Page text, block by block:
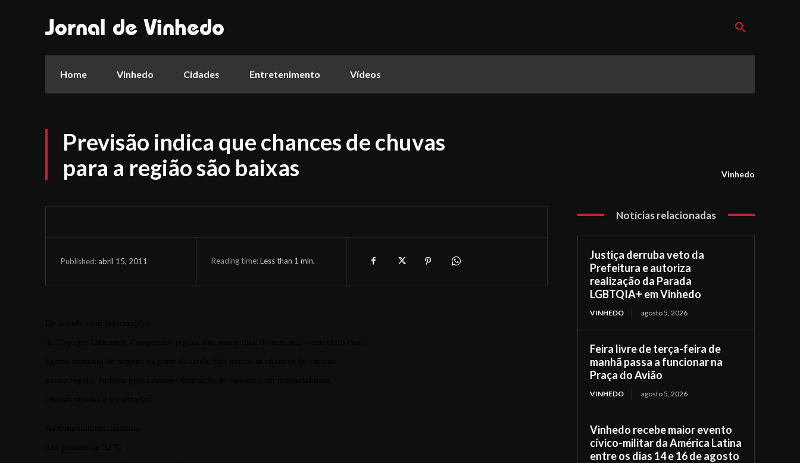
Jornal de Vinhedo
Home Vinhedo Cidades Entretenimento Vídeos
Previsão indica que chances de chuvas
para a região são baixas
Vinhedo
Published: abril 15, 2011 Reading time:Less than 1 min.
Notícias relacionadas
Justiça derruba veto da
Prefeitura e autoriza
realização da Parada
LGBTQIA+ em Vinhedo
VINHEDO agosto 5, 2026
Feira livre de terça-feira de
manhã passa a funcionar na
Praça do Avião
VINHEDO agosto 5, 2026
Vinhedo recebe maior evento
cívico-militar da América Latina
entre os dias 14 e 16 de agosto